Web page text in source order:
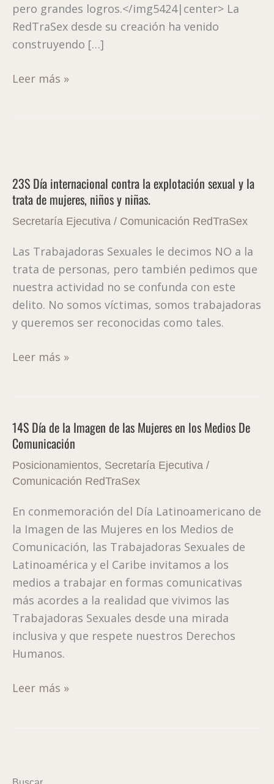
pero grandes logros.</img5424|center> La
RedTraSex desde su creación ha venido
construyendo […]
Leer más »
23S Día internacional contra la explotación sexual y la
trata de mujeres, niños y niñas.
Secretaría Ejecutiva / Comunicación RedTraSex
Las Trabajadoras Sexuales le decimos NO a la
trata de personas, pero también pedimos que
nuestra actividad no se confunda con este
delito. No somos víctimas, somos trabajadoras
y queremos ser reconocidas como tales.
internacional
contra
la
sexual
y
la
trata
de
niños
Leer más »
14S Día de la Imagen de las Mujeres en los Medios De
Comunicación
Posicionamientos, Secretaría Ejecutiva /
Comunicación RedTraSex
En conmemoración del Día Latinoamericano de
la Imagen de las Mujeres en los Medios de
Comunicación, las Trabajadoras Sexuales de
Latinoamérica y el Caribe invitamos a los
medios a trabajar en formas comunicativas
más acordes a la realidad que vivimos las
Trabajadoras Sexuales desde una mirada
inclusiva y que respete nuestros Derechos
Humanos.
14S
Día
de
la
de
las
Mujeres
en
los
Medios
De
Comunicación
Leer más »